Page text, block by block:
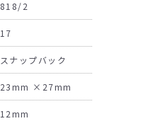
818/2
17
スナップバック
23mm ×27mm
12mm